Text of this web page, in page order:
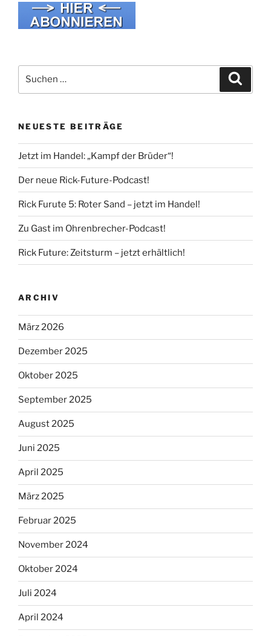
nach:
NEUESTE BEITRÄGE
Jetzt im Handel: „Kampf der Brüder“!
Der neue Rick-Future-Podcast!
Rick Furute 5: Roter Sand – jetzt im Handel!
Zu Gast im Ohrenbrecher-Podcast!
Rick Future: Zeitsturm – jetzt erhältlich!
ARCHIV
März 2026
Dezember 2025
Oktober 2025
September 2025
August 2025
Juni 2025
April 2025
März 2025
Februar 2025
November 2024
Oktober 2024
Juli 2024
April 2024